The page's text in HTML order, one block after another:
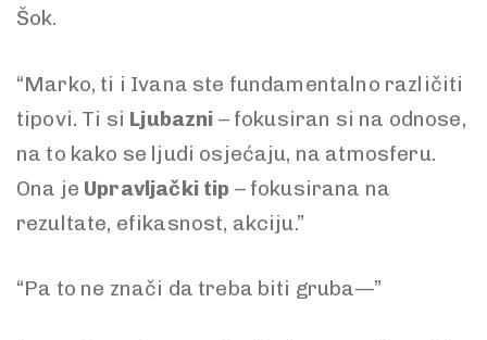
Šok.
“Marko, ti i Ivana ste fundamentalno različiti
tipovi. Ti si Ljubazni – fokusiran si na odnose,
na to kako se ljudi osjećaju, na atmosferu.
Ona je Upravljački tip – fokusirana na
rezultate, efikasnost, akciju.”
“Pa to ne znači da treba biti gruba—”